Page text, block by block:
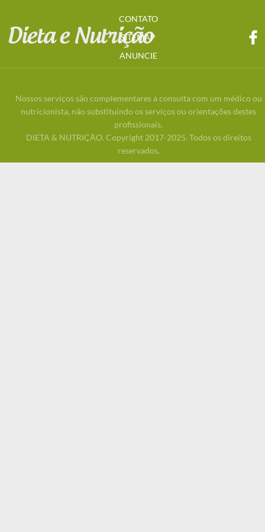
CONTATO
SITEMAP
ANUNCIE
Nossos serviços são complementares à consulta com um médico ou
nutricionista, não substituindo os serviços ou orientações destes
profissionais.
DIETA & NUTRIÇÃO. Copyright 2017-2025. Todos os direitos
reservados.